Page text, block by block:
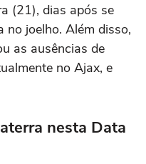
(21), dias após se
no joelho. Além disso,
as ausências de
no Ajax, e
nesta Data